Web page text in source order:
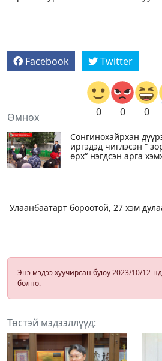
Facebook Twitter
0 0 0
Өмнөх
Сонгинохайрхан
иргэдэд чиглэсэн “
өрх“ нэгдсэн арга
Улаанбаатарт бороотой, 27 хэм
Энэ мэдээ хуучирсан буюу 2023/10/12-
болно.
Төстэй мэдээллүүд: